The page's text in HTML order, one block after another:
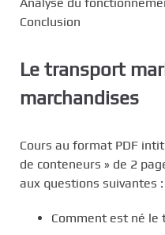
Conclusion
Le transport
marchandises
Cours au format PDF
de conteneurs » de 2
aux questions suivantes :
Comment est né